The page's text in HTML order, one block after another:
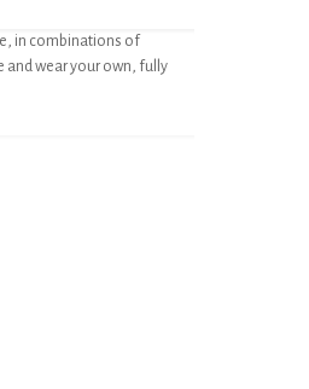
in combinations of
and wear your own, fully